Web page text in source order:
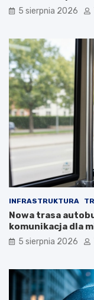
5 sierpnia 2026
INFRASTRUKTURA
Nowa trasa
komunikacja dla
5 sierpnia 2026